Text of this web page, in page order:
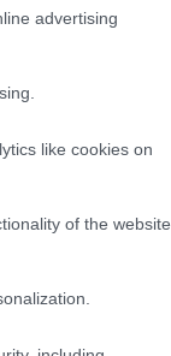
advertising
like cookies on
of the website
nagyon